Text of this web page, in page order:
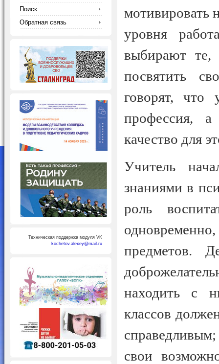
мотивировать
уровня
выбирают
посвятить
говорят, что
профессия, а
качество для
Учитель
знаниями в
роль
предметов.
находить с
классов
свои
Поиск
Обратная связь
Техническая поддержка модуля VK
kochetov.alexey@mail.ru